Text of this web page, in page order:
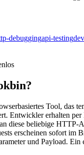
debuggingapi-testing
Tool, das
Entwickler erhalten
diese beliebige HTTP-
erscheinen sofort im
und Payload. Ein